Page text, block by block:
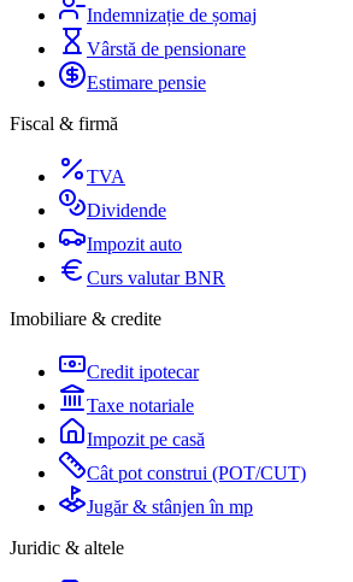
Indemnizație de șomaj
Vârstă de pensionare
Estimare pensie
Fiscal & firmă
TVA
Dividende
Impozit auto
Curs valutar BNR
Imobiliare & credite
Credit ipotecar
Taxe notariale
Impozit pe casă
Cât pot construi (POT/CUT)
Jugăr & stânjen în mp
Juridic & altele